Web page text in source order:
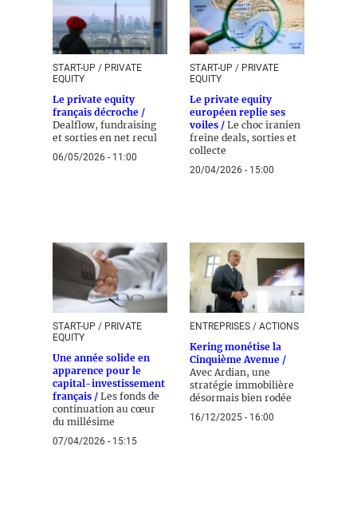
START-UP / PRIVATE
EQUITY
Le private equity
français décroche /
Dealflow, fundraising
et sorties en net recul
06/05/2026 - 11:00
START-UP / PRIVATE
EQUITY
Le private equity
européen replie ses
voiles / Le choc iranien
freine deals, sorties et
collecte
20/04/2026 - 15:00
START-UP / PRIVATE
EQUITY
Une année solide en
apparence pour le
capital-investissement
français / Les fonds de
continuation au cœur
du millésime
07/04/2026 - 15:15
ENTREPRISES / ACTIONS
Kering monétise la
Cinquième Avenue /
Avec Ardian, une
stratégie immobilière
désormais bien rodée
16/12/2025 - 16:00